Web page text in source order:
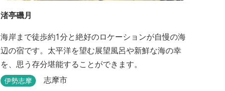
渚亭磯月
海岸まで徒歩約1分と絶好のロケーションが自慢の海
辺の宿です。太平洋を望む展望風呂や新鮮な海の幸
を、思う存分堪能することができます。
伊勢志摩 志摩市